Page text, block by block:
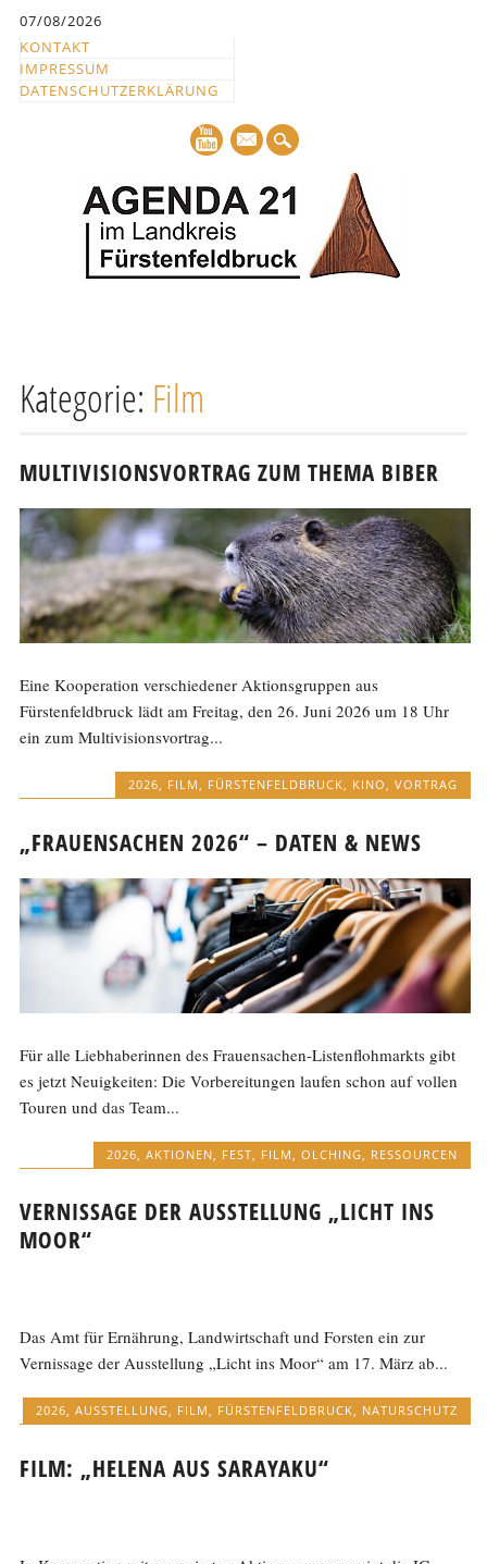
springen
07/08/2026
KONTAKT
IMPRESSUM
DATENSCHUTZERKLÄRUNG
zum
Kategorie: Film
MULTIVISIONSVORTRAG ZUM THEMA BIBER
Eine Kooperation verschiedener Aktionsgruppen aus
Fürstenfeldbruck lädt am Freitag, den 26. Juni 2026 um 18 Uhr
ein zum Multivisionsvortrag...
2026, FILM, FÜRSTENFELDBRUCK, KINO, VORTRAG
„FRAUENSACHEN 2026“ – DATEN & NEWS
Für alle Liebhaberinnen des Frauensachen-Listenflohmarkts gibt
es jetzt Neuigkeiten: Die Vorbereitungen laufen schon auf vollen
Touren und das Team...
2026, AKTIONEN, FEST, FILM, OLCHING, RESSOURCEN
VERNISSAGE DER AUSSTELLUNG „LICHT INS
MOOR“
Das Amt für Ernährung, Landwirtschaft und Forsten ein zur
Vernissage der Ausstellung „Licht ins Moor“ am 17. März ab...
2026, AUSSTELLUNG, FILM, FÜRSTENFELDBRUCK, NATURSCHUTZ
FILM: „HELENA AUS SARAYAKU“